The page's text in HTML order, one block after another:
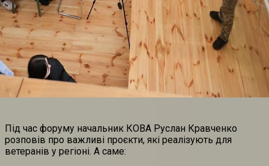
Під час форуму начальник КОВА Руслан Кравченко
розповів про важливі проєкти, які реалізують для
ветеранів у регіоні. А саме: